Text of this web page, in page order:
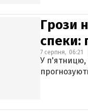
Грози
спеки:
7 серпня, 06:21
У п'ятницю,